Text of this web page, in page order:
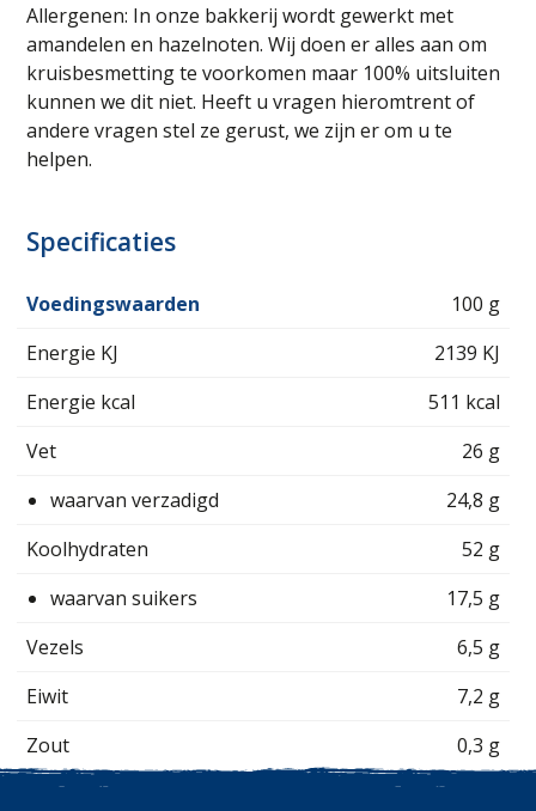
Allergenen: In onze bakkerij wordt gewerkt met
amandelen en hazelnoten. Wij doen er alles aan om
kruisbesmetting te voorkomen maar 100% uitsluiten
kunnen we dit niet. Heeft u vragen hieromtrent of
andere vragen stel ze gerust, we zijn er om u te
helpen.
Specificaties
Voedingswaarden
100 g
Energie KJ
2139 KJ
Energie kcal
511 kcal
Vet
26 g
waarvan verzadigd
24,8 g
Koolhydraten
52 g
waarvan suikers
17,5 g
Vezels
6,5 g
Eiwit
7,2 g
Zout
0,3 g